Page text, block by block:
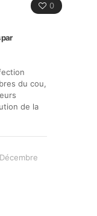
0
du cou,
de la